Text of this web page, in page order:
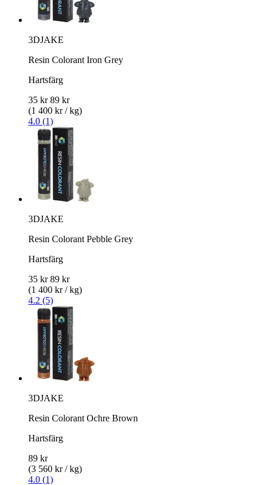
3DJAKE
Resin Colorant Iron Grey
Hartsfärg
35 kr 89 kr
(1 400 kr / kg)
4.0 (1)
3DJAKE
Resin Colorant Pebble Grey
Hartsfärg
35 kr 89 kr
(1 400 kr / kg)
4.2 (5)
3DJAKE
Resin Colorant Ochre Brown
Hartsfärg
89 kr
(3 560 kr / kg)
4.0 (1)